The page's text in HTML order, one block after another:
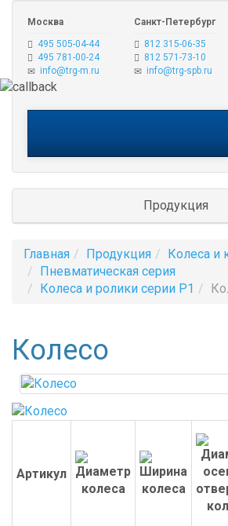
Москва
495 505-04-44
495 781-00-24
info@trg-m.ru
Санкт-Петербург
812 315-06-35
812 571-73-10
info@trg-spb.ru
Продукция
Главная Продукция
Колеса и
Пневматическая серия
Колеса и ролики серии P1
Колесо
Артикул